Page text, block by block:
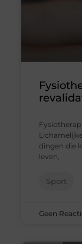
dingen die
leven,
Sport
Geen